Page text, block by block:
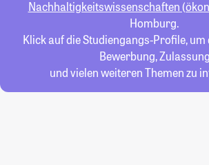
Nachhaltigkeitswissenschaften
Homburg.
Klick auf die Studiengangs-Profile,
Bewerbung, Zulassung
und vielen weiteren Themen zu